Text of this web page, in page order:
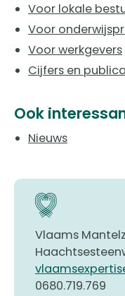
Voor lokale
Voor
Voor werkgevers
Cijfers en
Ook
Nieuws
Vlaams
0680.719.769